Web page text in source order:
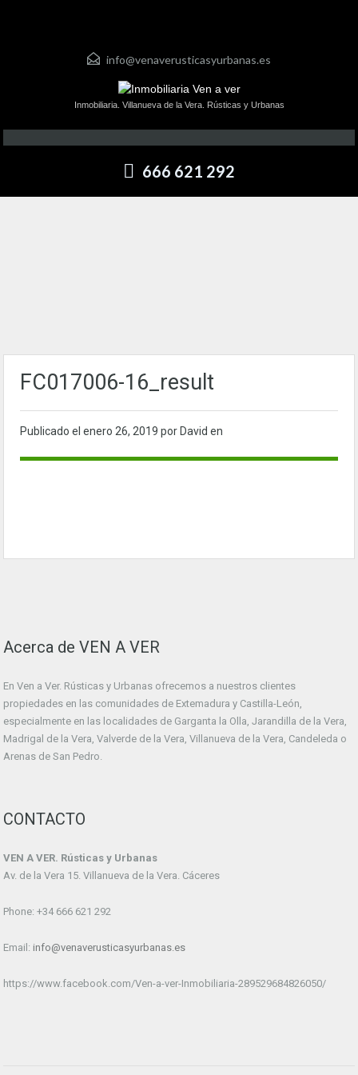
info@venaverusticasyurbanas.es
Inmobiliaria. Villanueva de la Vera. Rústicas y Urbanas
666 621 292
FC017006-16_result
Publicado el enero 26, 2019 por David en
Acerca de VEN A VER
En Ven a Ver. Rústicas y Urbanas ofrecemos a nuestros clientes
propiedades en las comunidades de Extemadura y Castilla-León,
especialmente en las localidades de Garganta la Olla, Jarandilla de la Vera,
Madrigal de la Vera, Valverde de la Vera, Villanueva de la Vera, Candeleda o
Arenas de San Pedro.
CONTACTO
VEN A VER. Rústicas y Urbanas
Av. de la Vera 15. Villanueva de la Vera. Cáceres
Phone: +34 666 621 292
Email: info@venaverusticasyurbanas.es
https://www.facebook.com/Ven-a-ver-Inmobiliaria-289529684826050/